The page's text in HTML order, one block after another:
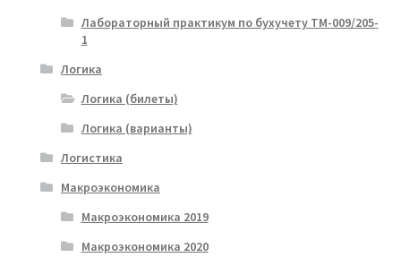
Лабораторный практикум по бухучету ТМ-009/205-
1
Логика
Логика (билеты)
Логика (варианты)
Логистика
Макроэкономика
Макроэкономика 2019
Макроэкономика 2020